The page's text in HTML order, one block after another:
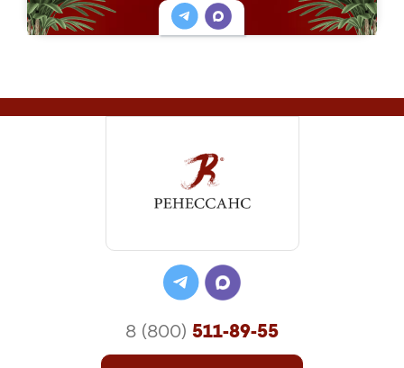
8 (800) 511-89-55